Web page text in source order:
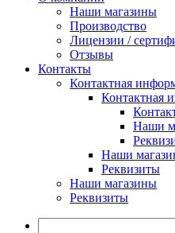
Наши магазины
Производство
Лицензии /
Отзывы
Контакты
Контактная
Контактная
Наши
Наши
Реквизиты
Наши магазины
Реквизиты